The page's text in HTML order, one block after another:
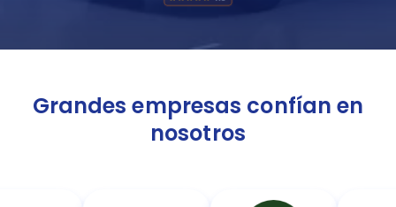
Grandes empresas confían en
nosotros